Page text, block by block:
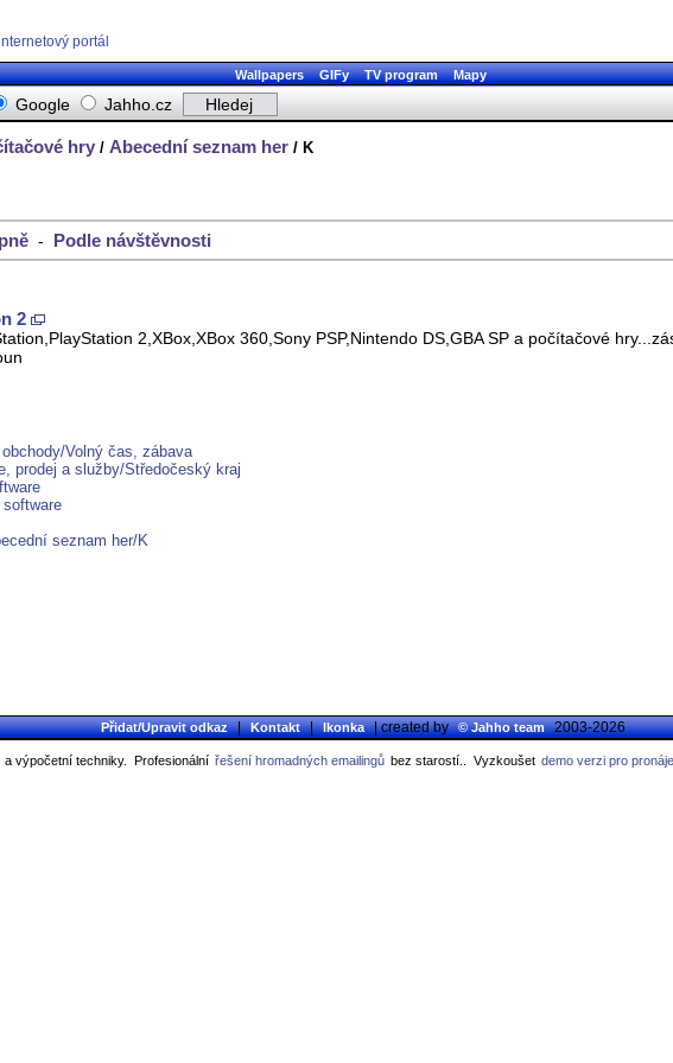
portál
Wallpapers GIFy TV program Mapy
Google Jahho.cz
hry / Abecední seznam her / K
- Podle návštěvnosti
2
2,XBox,XBox 360,Sony PSP,Nintendo DS,GBA SP a počítačové
Volný čas, zábava
prodej a služby/Středočeský kraj
seznam her/K
Přidat/Upravit odkaz | Kontakt | Ikonka | created by © Jahho team 2003-2026
a výpočetní techniky. Profesionální řešení hromadných emailingů bez starostí.. Vyzkoušet demo verzi pro